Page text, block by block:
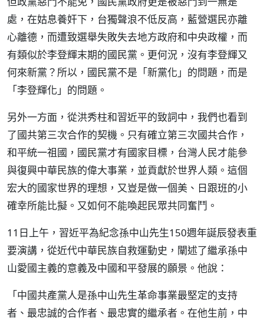
處，在姑息養奸下，台獨聲浪不低反高，藍營選民亦離
心離德，而遭致選舉失敗失去地方政府和中央政權，而
有類似於李登輝末期的國民黨。更何況，沒有李登輝又
何來新黨？所以，國民黨不是「新黨化」的問題，而是
「李登輝化」的問題。
另外一方面，從洪秀柱和習近平的致詞中，我們也看到
了國共第三次合作的契機。只有確立第三次國共合作，
和平統一祖國，國民黨才有國家目標，台灣人民才能參
與復興中華民族的偉大事業，並貢獻於世界人類。這個
宏大的國家世界的理想，又豈是做一個美、日跟班的小
確幸所能比擬。又如何不能喚起民眾共同奮鬥。
11日上午，習近平為紀念孫中山先生150週年誕辰發表重
要演講，從近代中華民族自救運動史，闡述了繼承孫中
山愛國主義的意義及中國和平發展的願景。他說：
「中國共產黨人是孫中山先生革命事業最堅定的支持
者、最忠誠的合作者、最忠實的繼承者。在他生前，中